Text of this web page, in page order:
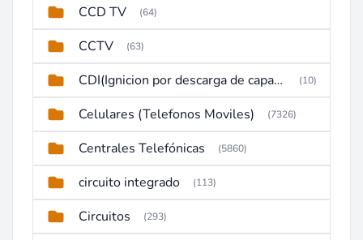
CCD TV (64)
CCTV (63)
CDI(Ignicion por descarga de capacitor) (10)
Celulares (Telefonos Moviles) (7326)
Centrales Telefónicas (5860)
circuito integrado (113)
Circuitos (293)